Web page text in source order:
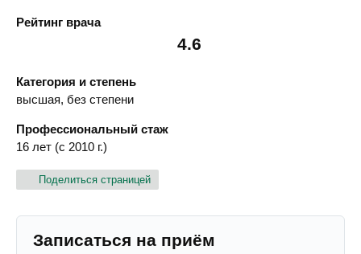
Рейтинг врача
4.6
Категория и степень
высшая, без степени
Профессиональный стаж
16 лет (с 2010 г.)
Поделиться страницей
Записаться на приём